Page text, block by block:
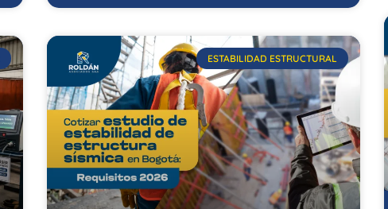
ESTABILIDAD ESTRUCTURAL